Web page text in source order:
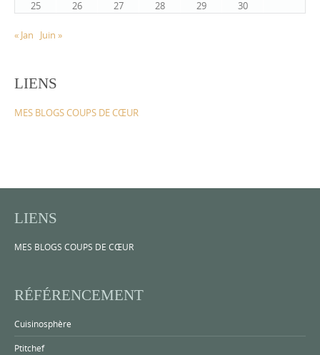
25
26 27 28 29 30
« Jan Juin »
LIENS
MES BLOGS COUPS DE CŒUR
LIENS
MES BLOGS COUPS DE CŒUR
RÉFÉRENCEMENT
Cuisinosphère
Ptitchef